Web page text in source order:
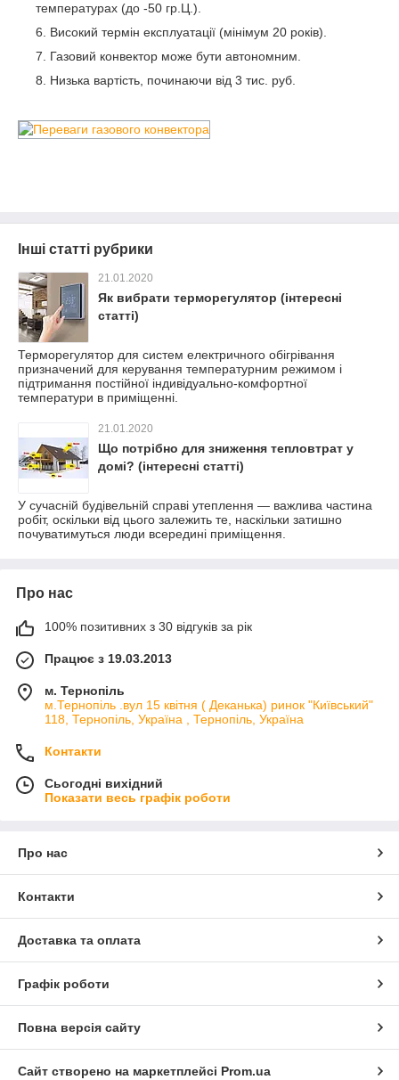
температурах (до -50 гр.Ц.).
Високий термін експлуатації (мінімум 20 років).
Газовий конвектор може бути автономним.
Низька вартість, починаючи від 3 тис. руб.
Інші статті рубрики
21.01.2020
Як вибрати терморегулятор (інтересні
статті)
Терморегулятор для систем електричного обігрівання
призначений для керування температурним режимом і
підтримання постійної індивідуально-комфортної
температури в приміщенні.
21.01.2020
Що потрібно для зниження тепловтрат у
домі? (інтересні статті)
У сучасній будівельній справі утеплення — важлива частина
робіт, оскільки від цього залежить те, наскільки затишно
почуватимуться люди всередині приміщення.
Про нас
100% позитивних з 30 відгуків за рік
Працює з 19.03.2013
м. Тернопіль
м.Тернопіль .вул 15 квітня ( Деканька) ринок "Київський"
118, Тернопіль, Україна , Тернопіль, Україна
Контакти
Сьогодні вихідний
Показати весь графік роботи
Про нас
Контакти
Доставка та оплата
Графік роботи
Повна версія сайту
Сайт створено на маркетплейсі Prom.ua